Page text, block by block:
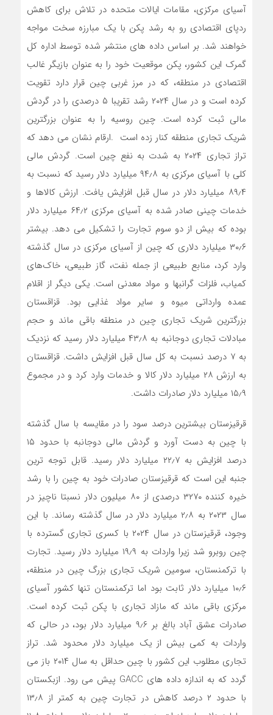
آسیای مرکزی، مقامات ایالات متحده در تلاش برای کاهش
ردپای اقتصادی رو به رشد پکن با یک مبارزه سخت مواجه
خواهند شد. بر اساس داده های منتشر شده توسط اداره کل
گمرک این کشور، پکن موقعیت خود را به عنوان بازیگر غالب
اقتصادی در منطقه، که در مرز غربی چین قرار دارد تقویت
کرده است و در سال ۲۰۲۴ رشد تقریبا ۵ درصدی را در گردش
مالی ثبت کرده است. چین روسیه را به عنوان بزرگترین
شریک تجاری منطقه کنار زده است .ارقام نشان می دهد که
تراز تجاری ۲۰۲۴ به شدت به نفع چین است. گردش مالی
کلی با آسیای مرکزی به ۹۴٫۸ میلیارد دلار رسید که نسبت به
۸۹٫۴ میلیارد دلار در سال قبل افزایش یافت. ارزش کالاها و
خدمات چینی صادر شده به آسیای مرکزی ۶۴٫۲ میلیارد دلار
بوده که بیش از دو سوم تجارت را تشکیل می دهد. بیشتر
۳۰٫۶ میلیارد دلاری که چین از آسیای مرکزی در سال گذشته
وارد کرد، منابع طبیعی از جمله نفت، گاز طبیعی، خاک‌های
کمیاب، فلزات گرانبها و مواد معدنی است. یکی دیگر از اقلام
عمده وارداتی میوه و سایر مواد غذایی بود. قزاقستان
بزرگترین شریک تجاری چین در منطقه باقی ماند و حجم
مبادلات تجاری دوجانبه به ۴۳٫۸ میلیارد دلار رسید که نزدیک
به ۷ درصد نسبت به کل سال قبل افزایش داشت. قزاقستان
به ارزش ۲۸ میلیارد دلار کالا و خدمات وارد کرد و در مجموع
۱۵٫۹ میلیارد دلار صادرات داشت.
قرقیزستان بیشترین درصد سود را در مقایسه با سال گذشته
با چین به دست آورد و گردش مالی دوجانبه با حدود ۱۵
درصد افزایش به ۲۲٫۷ میلیارد دلار رسید. قابل توجه ترین
جنبه این است که قرقیزستان صادرات خود به چین را با رشد
خیره کننده ۳۲۷۰ درصدی از ۸۰ میلیون دلار نسبتا ناچیز در
سال ۲۰۲۳ به ۲٫۸ میلیارد دلار در سال گذشته رساند. با این
وجود، قرقیزستان در سال ۲۰۲۴ با کسری تجاری گسترده با
چین روبرو شد زیرا واردات به ۱۹٫۹ میلیارد دلار رسید. تجارت
با ترکمنستان، سومین شریک تجاری بزرگ چین در منطقه،
۱۰٫۶ میلیارد دلار ثابت بود اما ترکمنستان تنها کشور آسیای
مرکزی باقی ماند که مازاد تجاری با پکن ثبت کرده است.
صادرات عشق آباد بالغ بر ۹٫۶ میلیارد دلار بود، در حالی که
واردات به کمی بیش از یک میلیارد دلار محدود شد. تراز
تجاری مطلوب این کشور با چین حداقل به سال ۲۰۱۴ باز می
گردد که به اندازه داده های GACC پیش می رود. ازبکستان
با حدود ۲ درصد کاهش در تجارت چین به کمتر از ۱۳٫۸